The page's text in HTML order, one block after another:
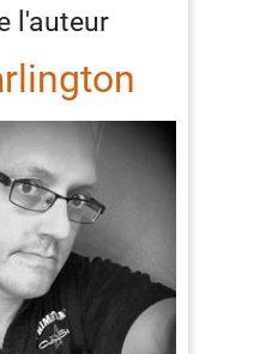
l'auteur